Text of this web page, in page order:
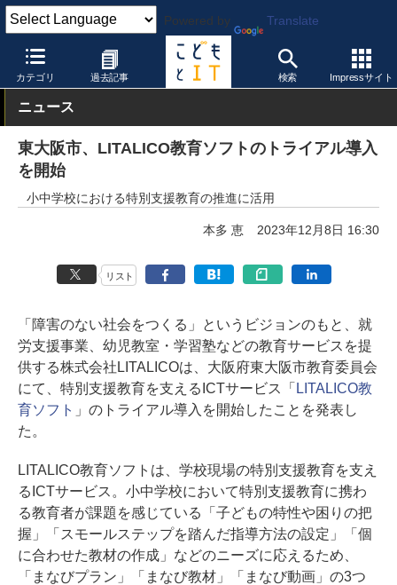
Powered by Translate
カテゴリ 過去記事 検索 Impressサイト
こどもとIT 教育情報・データ
ニュース
東大阪市、LITALICO教育ソフトのトライアル導入
を開始
小中学校における特別支援教育の推進に活用
本多 恵 2023年12月8日 16:30
リスト
「障害のない社会をつくる」というビジョンのもと、就
労支援事業、幼児教室・学習塾などの教育サービスを提
供する株式会社LITALICOは、大阪府東大阪市教育委員会
にて、特別支援教育を支えるICTサービス「 LITALICO教
育ソフト 」のトライアル導入を開始したことを発表し
た。
LITALICO教育ソフトは、学校現場の特別支援教育を支え
るICTサービス。小中学校において特別支援教育に携わ
る教育者が課題を感じている「子どもの特性や困りの把
握」「スモールステップを踏んだ指導方法の設定」「個
に合わせた教材の作成」などのニーズに応えるため、
「まなびプラン」「まなび教材」「まなび動画」の3つ